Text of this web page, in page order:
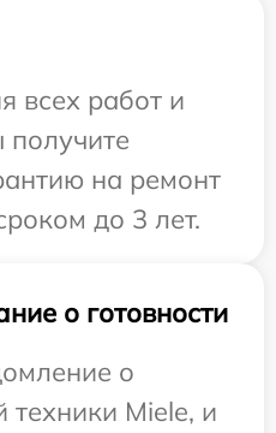
всех работ и
на ремонт
до 3 лет.
о готовности
о
техники Miele, и